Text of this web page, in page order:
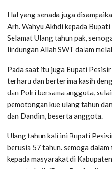
Hal yang senada juga
Arh. Wahyu Akhdi kepada
Selamat Ulang tahun pak,
lindungan Allah SWT dalam
Pada saat itu juga Bupati
terharu dan berterima kasih
dan Polri bersama anggota,
pemotongan kue ulang tahun
dan Dandim, beserta anggota.
Ulang tahun kali ini Bupati
berusia 57 tahun. semoga
kepada masyarakat di